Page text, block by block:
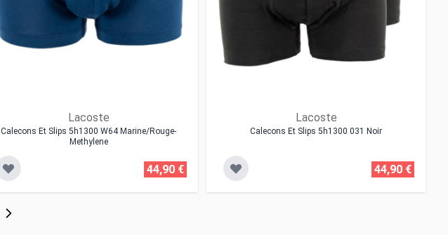
Lacoste
Calecons Et Slips 5h1300 W64 Marine/rouge-
Methylene
44,90 €
Lacoste
Calecons Et Slips 5h1300 031 Noir
44,90 €